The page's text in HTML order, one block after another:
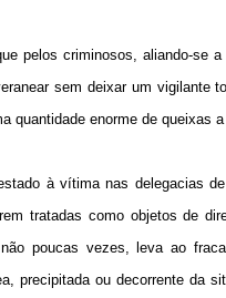
pelos criminosos, aliando-se
sem deixar um vigilante
quantidade enorme de queixas a
à vítima nas delegacias
tratadas como objetos de
poucas vezes, leva ao
precipitada ou decorrente da